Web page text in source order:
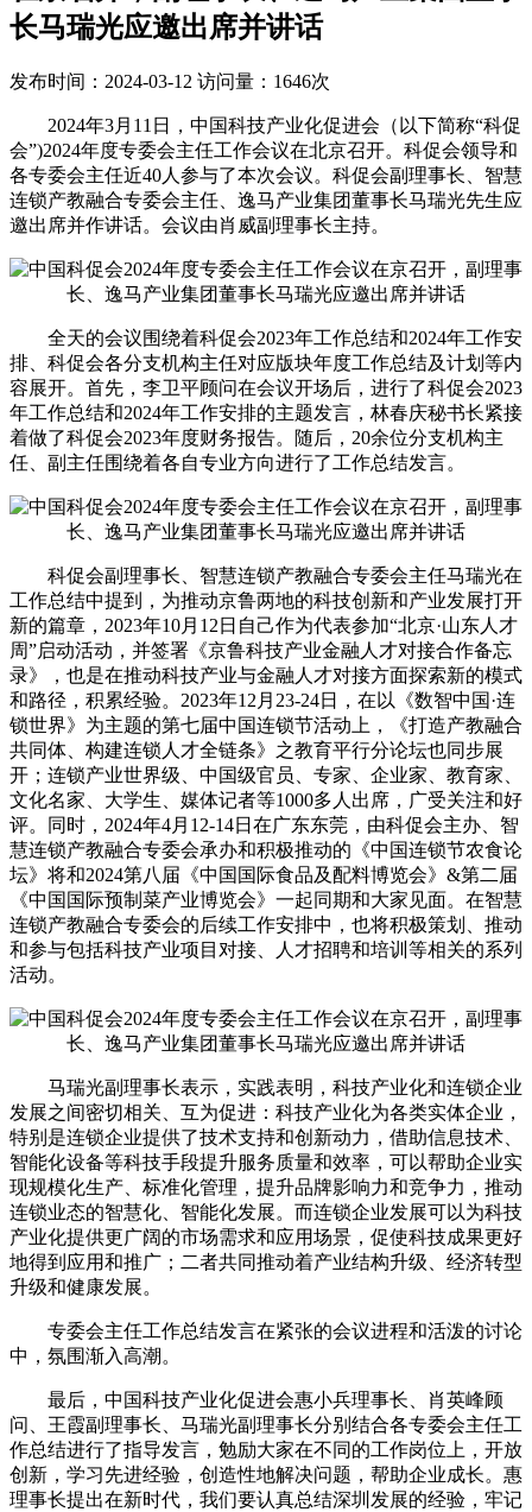
长马瑞光应邀出席并讲话
发布时间：2024-03-12 访问量：1646次
2024年3月11日，中国科技产业化促进会（以下简称“科促
会”)2024年度专委会主任工作会议在北京召开。科促会领导和
各专委会主任近40人参与了本次会议。科促会副理事长、智慧
连锁产教融合专委会主任、逸马产业集团董事长马瑞光先生应
邀出席并作讲话。会议由肖威副理事长主持。
全天的会议围绕着科促会2023年工作总结和2024年工作安
排、科促会各分支机构主任对应版块年度工作总结及计划等内
容展开。首先，李卫平顾问在会议开场后，进行了科促会2023
年工作总结和2024年工作安排的主题发言，林春庆秘书长紧接
着做了科促会2023年度财务报告。随后，20余位分支机构主
任、副主任围绕着各自专业方向进行了工作总结发言。
科促会副理事长、智慧连锁产教融合专委会主任马瑞光在
工作总结中提到，为推动京鲁两地的科技创新和产业发展打开
新的篇章，2023年10月12日自己作为代表参加“北京·山东人才
周”启动活动，并签署《京鲁科技产业金融人才对接合作备忘
录》，也是在推动科技产业与金融人才对接方面探索新的模式
和路径，积累经验。2023年12月23-24日，在以《数智中国·连
锁世界》为主题的第七届中国连锁节活动上，《打造产教融合
共同体、构建连锁人才全链条》之教育平行分论坛也同步展
开；连锁产业世界级、中国级官员、专家、企业家、教育家、
文化名家、大学生、媒体记者等1000多人出席，广受关注和好
评。同时，2024年4月12-14日在广东东莞，由科促会主办、智
慧连锁产教融合专委会承办和积极推动的《中国连锁节农食论
坛》将和2024第八届《中国国际食品及配料博览会》&第二届
《中国国际预制菜产业博览会》一起同期和大家见面。在智慧
连锁产教融合专委会的后续工作安排中，也将积极策划、推动
和参与包括科技产业项目对接、人才招聘和培训等相关的系列
活动。
马瑞光副理事长表示，实践表明，科技产业化和连锁企业
发展之间密切相关、互为促进：科技产业化为各类实体企业，
特别是连锁企业提供了技术支持和创新动力，借助信息技术、
智能化设备等科技手段提升服务质量和效率，可以帮助企业实
现规模化生产、标准化管理，提升品牌影响力和竞争力，推动
连锁业态的智慧化、智能化发展。而连锁企业发展可以为科技
产业化提供更广阔的市场需求和应用场景，促使科技成果更好
地得到应用和推广；二者共同推动着产业结构升级、经济转型
升级和健康发展。
专委会主任工作总结发言在紧张的会议进程和活泼的讨论
中，氛围渐入高潮。
最后，中国科技产业化促进会惠小兵理事长、肖英峰顾
问、王霞副理事长、马瑞光副理事长分别结合各专委会主任工
作总结进行了指导发言，勉励大家在不同的工作岗位上，开放
创新，学习先进经验，创造性地解决问题，帮助企业成长。惠
理事长提出在新时代，我们要认真总结深圳发展的经验，牢记